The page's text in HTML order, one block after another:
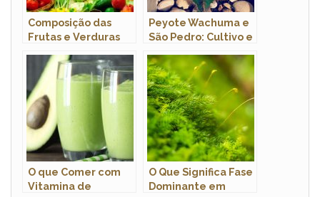
Composição das
Frutas e Verduras
Peyote Wachuma e
São Pedro: Cultivo e
O que Comer com
Vitamina de
O Que Significa Fase
Dominante em